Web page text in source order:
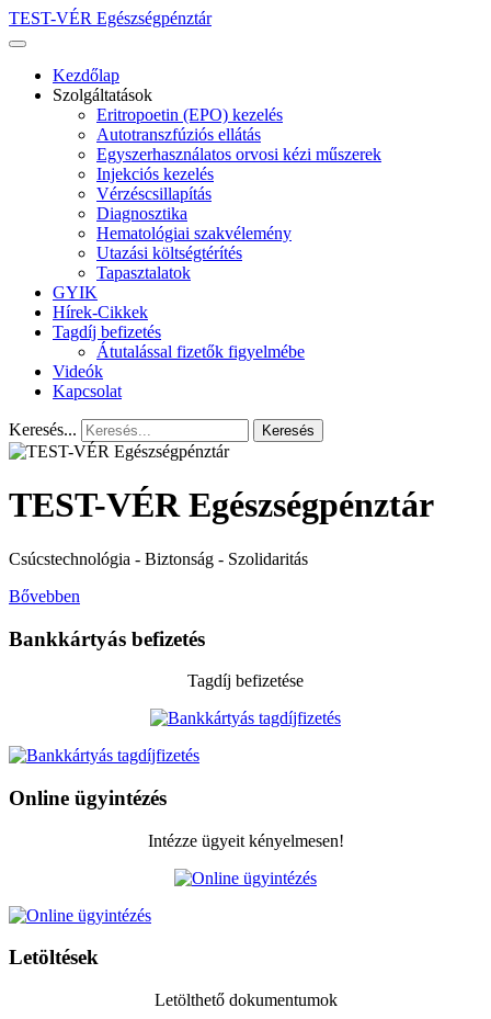
TEST-VÉR Egészségpénztár
Kezdőlap
Szolgáltatások
Eritropoetin (EPO) kezelés
Autotranszfúziós ellátás
Egyszerhasználatos orvosi kézi műszerek
Injekciós kezelés
Vérzéscsillapítás
Diagnosztika
Hematológiai szakvélemény
Utazási költségtérítés
Tapasztalatok
GYIK
Hírek-Cikkek
Tagdíj befizetés
Átutalással fizetők figyelmébe
Videók
Kapcsolat
Keresés... Keresés
TEST-VÉR Egészségpénztár
Csúcstechnológia - Biztonság - Szolidaritás
Bővebben
Bankkártyás befizetés
Tagdíj befizetése
Online ügyintézés
Intézze ügyeit kényelmesen!
Letöltések
Letölthető dokumentumok